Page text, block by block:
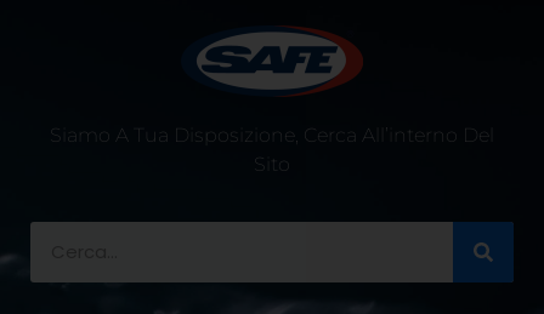
Siamo A Tua Disposizione, Cerca All’interno Del
Sito